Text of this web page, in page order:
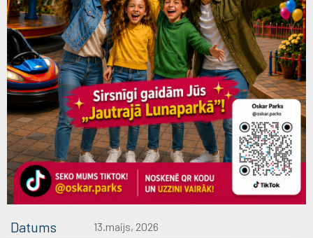
Datums 13.maijs, 2026